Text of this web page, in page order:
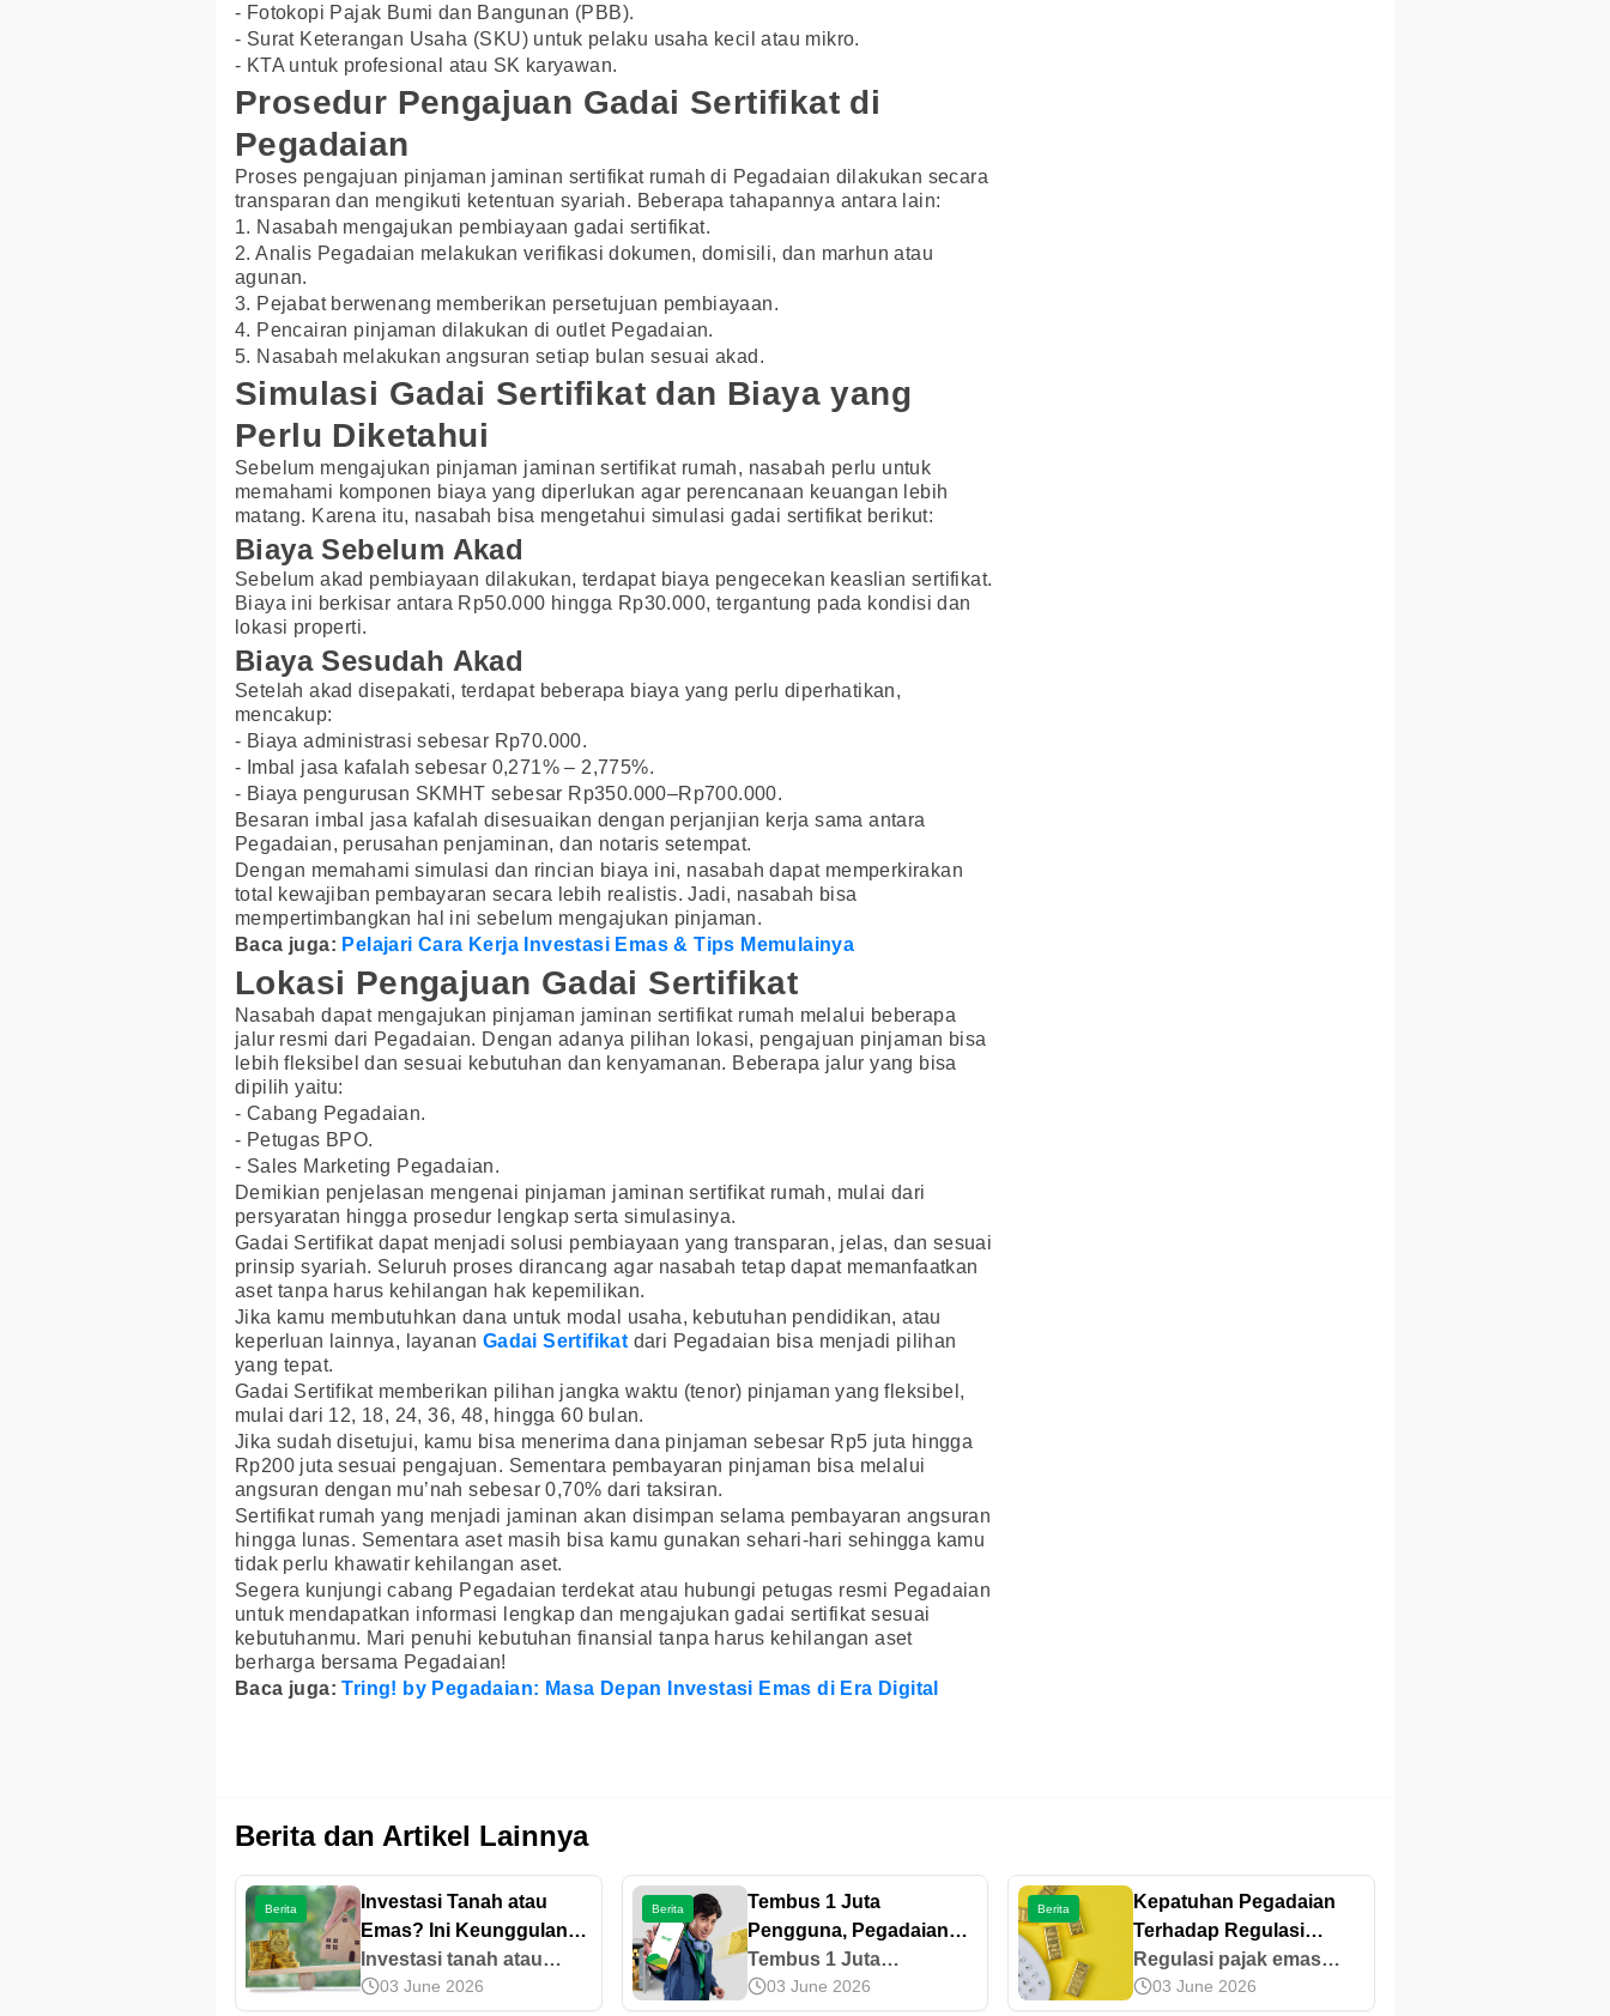
- Fotokopi Pajak Bumi dan Bangunan (PBB).
- Surat Keterangan Usaha (SKU) untuk pelaku usaha kecil atau mikro.
- KTA untuk profesional atau SK karyawan.
Prosedur Pengajuan Gadai Sertifikat di
Pegadaian
Proses pengajuan pinjaman jaminan sertifikat rumah di Pegadaian dilakukan secara
transparan dan mengikuti ketentuan syariah. Beberapa tahapannya antara lain:
1. Nasabah mengajukan pembiayaan gadai sertifikat.
2. Analis Pegadaian melakukan verifikasi dokumen, domisili, dan marhun atau
agunan.
3. Pejabat berwenang memberikan persetujuan pembiayaan.
4. Pencairan pinjaman dilakukan di outlet Pegadaian.
5. Nasabah melakukan angsuran setiap bulan sesuai akad.
Simulasi Gadai Sertifikat dan Biaya yang
Perlu Diketahui
Sebelum mengajukan pinjaman jaminan sertifikat rumah, nasabah perlu untuk
memahami komponen biaya yang diperlukan agar perencanaan keuangan lebih
matang. Karena itu, nasabah bisa mengetahui simulasi gadai sertifikat berikut:
Biaya Sebelum Akad
Sebelum akad pembiayaan dilakukan, terdapat biaya pengecekan keaslian sertifikat.
Biaya ini berkisar antara Rp50.000 hingga Rp30.000, tergantung pada kondisi dan
lokasi properti.
Biaya Sesudah Akad
Setelah akad disepakati, terdapat beberapa biaya yang perlu diperhatikan,
mencakup:
- Biaya administrasi sebesar Rp70.000.
- Imbal jasa kafalah sebesar 0,271% – 2,775%.
- Biaya pengurusan SKMHT sebesar Rp350.000–Rp700.000.
Besaran imbal jasa kafalah disesuaikan dengan perjanjian kerja sama antara
Pegadaian, perusahan penjaminan, dan notaris setempat.
Dengan memahami simulasi dan rincian biaya ini, nasabah dapat memperkirakan
total kewajiban pembayaran secara lebih realistis. Jadi, nasabah bisa
mempertimbangkan hal ini sebelum mengajukan pinjaman.
Baca juga: Pelajari Cara Kerja Investasi Emas & Tips Memulainya
Lokasi Pengajuan Gadai Sertifikat
Nasabah dapat mengajukan pinjaman jaminan sertifikat rumah melalui beberapa
jalur resmi dari Pegadaian. Dengan adanya pilihan lokasi, pengajuan pinjaman bisa
lebih fleksibel dan sesuai kebutuhan dan kenyamanan. Beberapa jalur yang bisa
dipilih yaitu:
- Cabang Pegadaian.
- Petugas BPO.
- Sales Marketing Pegadaian.
Demikian penjelasan mengenai pinjaman jaminan sertifikat rumah, mulai dari
persyaratan hingga prosedur lengkap serta simulasinya.
Gadai Sertifikat dapat menjadi solusi pembiayaan yang transparan, jelas, dan sesuai
prinsip syariah. Seluruh proses dirancang agar nasabah tetap dapat memanfaatkan
aset tanpa harus kehilangan hak kepemilikan.
Jika kamu membutuhkan dana untuk modal usaha, kebutuhan pendidikan, atau
keperluan lainnya, layanan Gadai Sertifikat dari Pegadaian bisa menjadi pilihan
yang tepat.
Gadai Sertifikat memberikan pilihan jangka waktu (tenor) pinjaman yang fleksibel,
mulai dari 12, 18, 24, 36, 48, hingga 60 bulan.
Jika sudah disetujui, kamu bisa menerima dana pinjaman sebesar Rp5 juta hingga
Rp200 juta sesuai pengajuan. Sementara pembayaran pinjaman bisa melalui
angsuran dengan mu’nah sebesar 0,70% dari taksiran.
Sertifikat rumah yang menjadi jaminan akan disimpan selama pembayaran angsuran
hingga lunas. Sementara aset masih bisa kamu gunakan sehari-hari sehingga kamu
tidak perlu khawatir kehilangan aset.
Segera kunjungi cabang Pegadaian terdekat atau hubungi petugas resmi Pegadaian
untuk mendapatkan informasi lengkap dan mengajukan gadai sertifikat sesuai
kebutuhanmu. Mari penuhi kebutuhan finansial tanpa harus kehilangan aset
berharga bersama Pegadaian!
Baca juga:Tring! by Pegadaian: Masa Depan Investasi Emas di Era Digital
Berita dan Artikel Lainnya
Berita
Investasi Tanah atau
Emas? Ini Keunggulan
dan Risikonya
Investasi tanah atau
emas memiliki karakter
03 June 2026
Berita
Tembus 1 Juta
Pengguna, Pegadaian
Apresiasi Loyalitas
Nasabah Tring! dan
Tembus 1 Juta
Pengguna, Pegadaian
03 June 2026
Berita
Kepatuhan Pegadaian
Terhadap Regulasi
Perpajakan Emas 2025
Regulasi pajak emas
menguntungkan
03 June 2026